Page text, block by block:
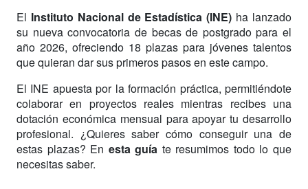
El Instituto Nacional de Estadística (INE) ha lanzado
su nueva convocatoria de becas de postgrado para el
año 2026, ofreciendo 18 plazas para jóvenes talentos
que quieran dar sus primeros pasos en este campo.
El INE apuesta por la formación práctica, permitiéndote
colaborar en proyectos reales mientras recibes una
dotación económica mensual para apoyar tu desarrollo
profesional. ¿Quieres saber cómo conseguir una de
estas plazas? En esta guía te resumimos todo lo que
necesitas saber.